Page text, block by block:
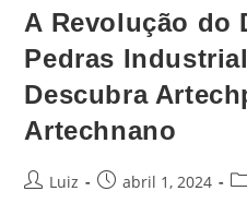
A Revolução do
Pedras
Descubra
Artechnano
Luiz abril 1, 2024